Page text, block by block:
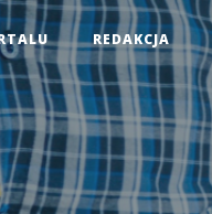
REDAKCJA